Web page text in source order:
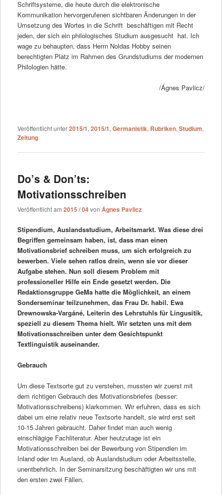
Schriftsysteme, die heute durch die elektronische
Kommunikation hervorgerufenen sichtbaren Änderungen in der
Umsetzung des Wortes in die Schrift beschäftigen mit Recht
jeden, der sich ein philologisches Studium ausgesucht hat. Ich
wage zu behaupten, dass Herrn Noldas Hobby seinen
berechtigten Platz im Rahmen des Grundstudiums der modernen
Philologien hätte.
/Ágnes Pavlicz/
Veröffentlicht unter2015/1, 2015/1, Germanistik, Rubriken, Studium,
Zeitung
Do’s & Don’ts:
Motivationsschreiben
Veröffentlicht am 2015 / 04von Ágnes Pavlicz
Stipendium, Auslandsstudium, Arbeitsmarkt. Was diese drei
Begriffen gemeinsam haben, ist, dass man einen
Motivationsbrief schreiben muss, um sich erfolgreich zu
bewerben. Viele sehen ratlos drein, wenn sie vor dieser
Aufgabe stehen. Nun soll diesem Problem mit
professioneller Hilfe ein Ende gesetzt werden. Die
Redaktionsgruppe GeMa hatte die Möglichkeit, an einem
Sonderseminar teilzunehmen, das Frau Dr. habil. Ewa
Drewnowska-Vargáné, Leiterin des Lehrstuhls für Lingusitik,
speziell zu diesem Thema hielt. Wir setzten uns mit dem
Motivationsschreiben unter dem Gesichtspunkt
Textlinguistik auseinander.
Gebrauch
Um diese Textsorte gut zu verstehen, mussten wir zuerst mit
dem richtigen Gebrauch des Motivationsbriefes (besser:
Motivationsschreibens) klarkommen. Wir erfuhren, dass es sich
dabei um eine relativ neue Textsorte handelt, sie wird erst seit
10-15 Jahren gebraucht. Daher findet man auch wenig
einschlägige Fachliteratur. Aber heutzutage ist ein
Motivationsschreiben bei der Bewerbung von Stipendien im
Inland oder im Ausland, ob Auslandstudium oder Arbeitsstelle,
unentbehrlich. In der Seminarsitzung beschäftigten wir uns mit
den ersten zwei Fällen.